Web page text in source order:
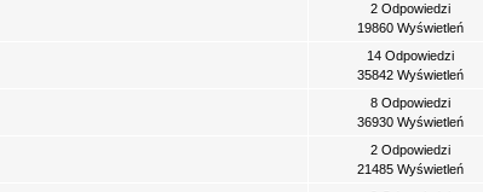
2 Odpowiedzi
19860 Wyświetleń
14 Odpowiedzi
35842 Wyświetleń
8 Odpowiedzi
36930 Wyświetleń
2 Odpowiedzi
21485 Wyświetleń